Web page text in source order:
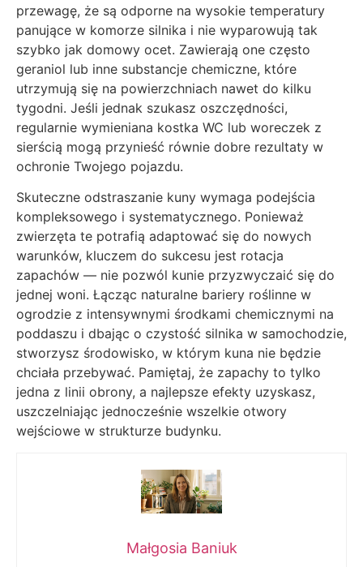
przewagę, że są odporne na wysokie temperatury
panujące w komorze silnika i nie wyparowują tak
szybko jak domowy ocet. Zawierają one często
geraniol lub inne substancje chemiczne, które
utrzymują się na powierzchniach nawet do kilku
tygodni. Jeśli jednak szukasz oszczędności,
regularnie wymieniana kostka WC lub woreczek z
sierścią mogą przynieść równie dobre rezultaty w
ochronie Twojego pojazdu.
Skuteczne odstraszanie kuny wymaga podejścia
kompleksowego i systematycznego. Ponieważ
zwierzęta te potrafią adaptować się do nowych
warunków, kluczem do sukcesu jest rotacja
zapachów — nie pozwól kunie przyzwyczaić się do
jednej woni. Łącząc naturalne bariery roślinne w
ogrodzie z intensywnymi środkami chemicznymi na
poddaszu i dbając o czystość silnika w samochodzie,
stworzysz środowisko, w którym kuna nie będzie
chciała przebywać. Pamiętaj, że zapachy to tylko
jedna z linii obrony, a najlepsze efekty uzyskasz,
uszczelniając jednocześnie wszelkie otwory
wejściowe w strukturze budynku.
Małgosia Baniuk